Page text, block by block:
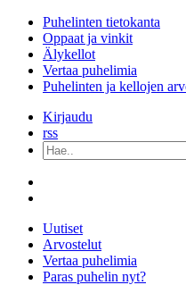
Puhelinten tietokanta
Oppaat ja vinkit
Älykellot
Vertaa puhelimia
Puhelinten ja kellojen
Kirjaudu
rss
Uutiset
Arvostelut
Vertaa puhelimia
Paras puhelin nyt?